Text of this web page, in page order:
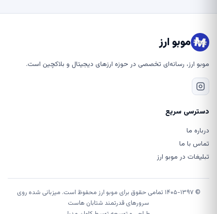
موبو ارز
موبو ارز، رسانه‌ای تخصصی در حوزه ارزهای دیجیتال و بلاکچین است.
دسترسی سریع
درباره ما
تماس با ما
تبلیغات در موبو ارز
© ۱۴۰۵-۱۳۹۷ تمامی حقوق برای موبو ارز محفوظ است. میزبانی شده روی
سرورهای قدرتمند شتابان هاست